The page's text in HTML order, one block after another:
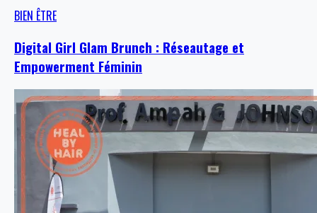
BIEN ÊTRE
Digital Girl Glam Brunch : Réseautage et
Empowerment Féminin